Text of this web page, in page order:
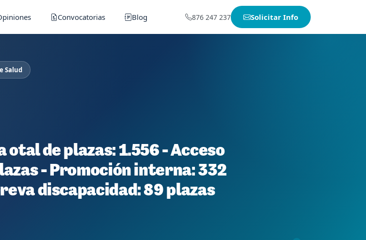
Convocatorias Blog 876 247 237 Solicitar Info
Salud
de plazas: 1.556 - Acceso
- Promoción interna: 332
discapacidad: 89 plazas